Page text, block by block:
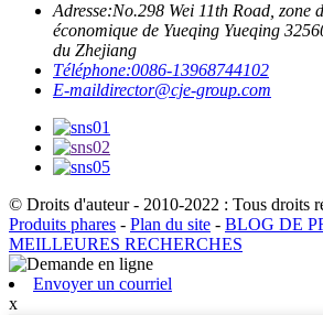
Adresse:No.298 Wei 11th Road, zone
économique de Yueqing Yueqing
du Zhejiang
Téléphone:0086-13968744102
E-maildirector@cje-group.com
© Droits d'auteur - 2010-2022 : Tous droits
Produits phares - Plan du site - BLOG DE
MEILLEURES RECHERCHES
Envoyer un courriel
x